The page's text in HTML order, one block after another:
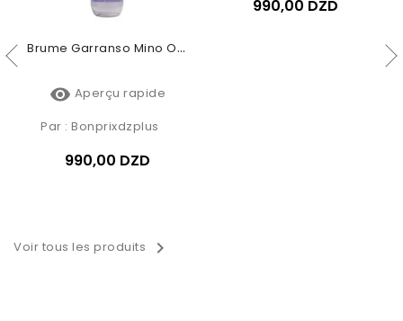
Brume Garranso Mino Orchidée 250ml
 Aperçu rapide
Par : Bonprixdzplus
990,00 DZD
Voir tous les produits 